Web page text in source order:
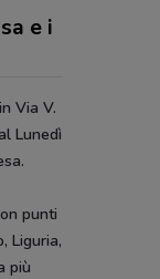
e i
Via V.
Lunedì
punti
Liguria,
più